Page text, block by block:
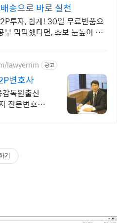
송으로 바로 실천
투자, 쉽게! 30일 무료반품으
부 막막했다면, 초보 눈높이 책
lawyerrim 광고
변호사
독원출신
전문변호사
기